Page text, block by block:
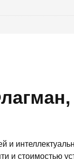
и
и стоимостью